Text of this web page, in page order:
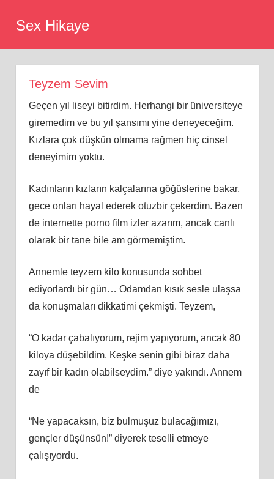
Sex Hikaye
Teyzem Sevim
Geçen yıl liseyi bitirdim. Herhangi bir üniversiteye
giremedim ve bu yıl şansımı yine deneyeceğim.
Kızlara çok düşkün olmama rağmen hiç cinsel
deneyimim yoktu.
Kadınların kızların kalçalarına göğüslerine bakar,
gece onları hayal ederek otuzbir çekerdim. Bazen
de internette porno film izler azarım, ancak canlı
olarak bir tane bile am görmemiştim.
Annemle teyzem kilo konusunda sohbet
ediyorlardı bir gün… Odamdan kısık sesle ulaşsa
da konuşmaları dikkatimi çekmişti. Teyzem,
“O kadar çabalıyorum, rejim yapıyorum, ancak 80
kiloya düşebildim. Keşke senin gibi biraz daha
zayıf bir kadın olabilseydim.” diye yakındı. Annem
de
“Ne yapacaksın, biz bulmuşuz bulacağımızı,
gençler düşünsün!” diyerek teselli etmeye
çalışıyordu.